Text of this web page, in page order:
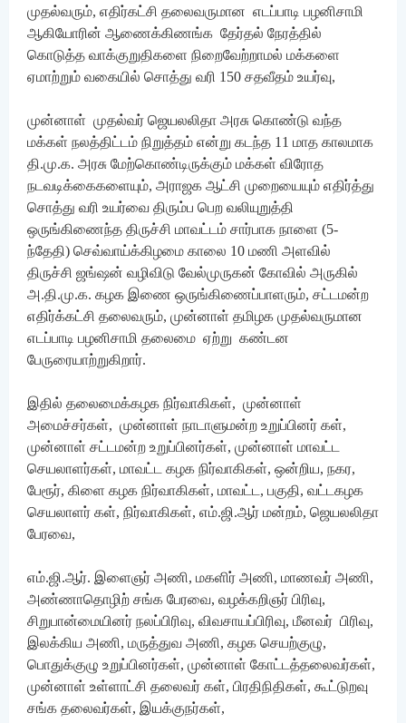
முதல்வரும், எதிர்கட்சி தலைவருமான எடப்பாடி பழனிசாமி
ஆகியோரின் ஆணைக்கிணங்க தேர்தல் நேரத்தில்
கொடுத்த வாக்குறுதிகளை நிறைவேற்றாமல் மக்களை
ஏமாற்றும் வகையில் சொத்து வரி 150 சதவீதம் உயர்வு,
முன்னாள் முதல்வர் ஜெயலலிதா அரசு கொண்டு வந்த
மக்கள் நலத்திட்டம் நிறுத்தம் என்று கடந்த 11 மாத காலமாக
தி.மு.க. அரசு மேற்கொண்டிருக்கும் மக்கள் விரோத
நடவடிக்கைகளையும், அராஜக ஆட்சி முறையையும் எதிர்த்து
சொத்து வரி உயர்வை திரும்ப பெற வலியுறுத்தி
ஒருங்கிணைந்த திருச்சி மாவட்டம் சார்பாக நாளை (5-
ந்தேதி) செவ்வாய்க்கிழமை காலை 10 மணி அளவில்
திருச்சி ஜங்ஷன் வழிவிடு வேல்முருகன் கோவில் அருகில்
அ.தி.மு.க. கழக இணை ஒருங்கிணைப்பாளரும், சட்டமன்ற
எதிர்க்கட்சி தலைவரும், முன்னாள் தமிழக முதல்வருமான
எடப்பாடி பழனிசாமி தலைமை ஏற்று கண்டன
பேருரையாற்றுகிறார்.
இதில் தலைமைக்கழக நிர்வாகிகள், முன்னாள்
அமைச்சர்கள், முன்னாள் நாடாளுமன்ற உறுப்பினர் கள்,
முன்னாள் சட்டமன்ற உறுப்பினர்கள், முன்னாள் மாவட்ட
செயலாளர்கள், மாவட்ட கழக நிர்வாகிகள், ஒன்றிய, நகர,
பேரூர், கிளை கழக நிர்வாகிகள், மாவட்ட, பகுதி, வட்டகழக
செயலாளர் கள், நிர்வாகிகள், எம்.ஜி.ஆர் மன்றம், ஜெயலலிதா
பேரவை,
எம்.ஜி.ஆர். இளைஞர் அணி, மகளிர் அணி, மாணவர் அணி,
அண்ணாதொழிற் சங்க பேரவை, வழக்கறிஞர் பிரிவு,
சிறுபான்மையினர் நலப்பிரிவு, விவசாயப்பிரிவு, மீனவர் பிரிவு,
இலக்கிய அணி, மருத்துவ அணி, கழக செயற்குழு,
பொதுக்குழு உறுப்பினர்கள், முன்னாள் கோட்டத்தலைவர்கள்,
முன்னாள் உள்ளாட்சி தலைவர் கள், பிரதிநிதிகள், கூட்டுறவு
சங்க தலைவர்கள், இயக்குநர்கள்,